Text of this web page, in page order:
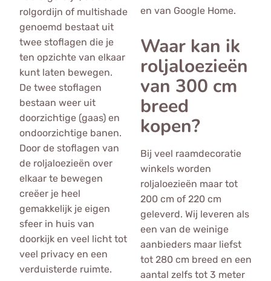
rolgordijn of multishade
genoemd bestaat uit
twee stoflagen die je
ten opzichte van elkaar
kunt laten bewegen.
De twee stoflagen
bestaan weer uit
doorzichtige (gaas) en
ondoorzichtige banen.
Door de stoflagen van
de roljaloezieën over
elkaar te bewegen
creëer je heel
gemakkelijk je eigen
sfeer in huis van
doorkijk en veel licht tot
veel privacy en een
verduisterde ruimte.
en van Google Home.
Waar kan ik
roljaloezieën
van 300 cm
breed
kopen?
Bij veel raamdecoratie
winkels worden
roljaloezieën maar tot
200 cm of 220 cm
geleverd. Wij leveren als
een van de weinige
aanbieders maar liefst
tot 280 cm breed en een
aantal zelfs tot 3 meter